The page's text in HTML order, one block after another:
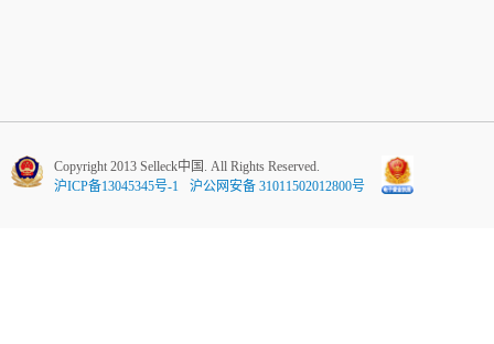
Copyright 2013 Selleck中国. All Rights Reserved.
沪ICP备13045345号-1
沪公网安备 31011502012800号